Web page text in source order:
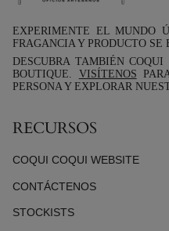
EXPERIMENTE EL MUNDO
FRAGANCIA Y PRODUCTO SE
DESCUBRA TAMBIÉN
BOUTIQUE. VISÍTENOS
PERSONA Y EXPLORAR
RECURSOS
COQUI COQUI WEBSITE
CONTÁCTENOS
STOCKISTS